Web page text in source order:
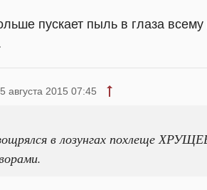
пускает пыль в глаза
августа 2015 07:45
в лозунгах похлеще